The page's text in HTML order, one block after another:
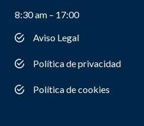
8:30 am – 17:00
Aviso Legal
Política de privacidad
Política de cookies